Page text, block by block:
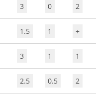
3 0 2
1.5 1 +
3 1 1
2.5 0.5 2